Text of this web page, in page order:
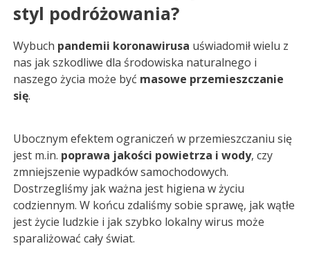
styl podróżowania?
Wybuch pandemii koronawirusa uświadomił wielu z
nas jak szkodliwe dla środowiska naturalnego i
naszego życia może być masowe przemieszczanie
się.
Ubocznym efektem ograniczeń w przemieszczaniu się
jest m.in. poprawa jakości powietrza i wody, czy
zmniejszenie wypadków samochodowych.
Dostrzegliśmy jak ważna jest higiena w życiu
codziennym. W końcu zdaliśmy sobie sprawę, jak wątłe
jest życie ludzkie i jak szybko lokalny wirus może
sparaliżować cały świat.